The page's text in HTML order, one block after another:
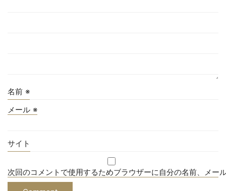
名前 ※
メール ※
サイト
次回のコメントで使用するためブラウザーに自分の名前、メー